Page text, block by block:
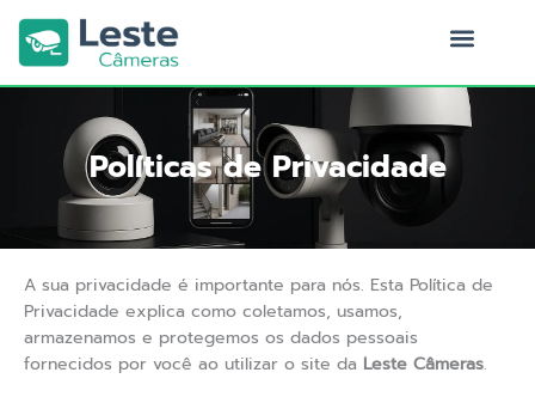
para
conteúdo
Políticas de Privacidade
A sua privacidade é importante para nós. Esta Política de
Privacidade explica como coletamos, usamos,
armazenamos e protegemos os dados pessoais
fornecidos por você ao utilizar o site da Leste Câmeras.